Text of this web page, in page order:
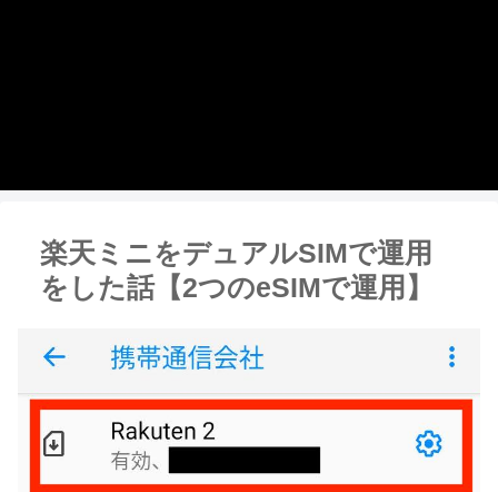
楽天ミニをデュアルSIMで運用
をした話【2つのeSIMで運用】